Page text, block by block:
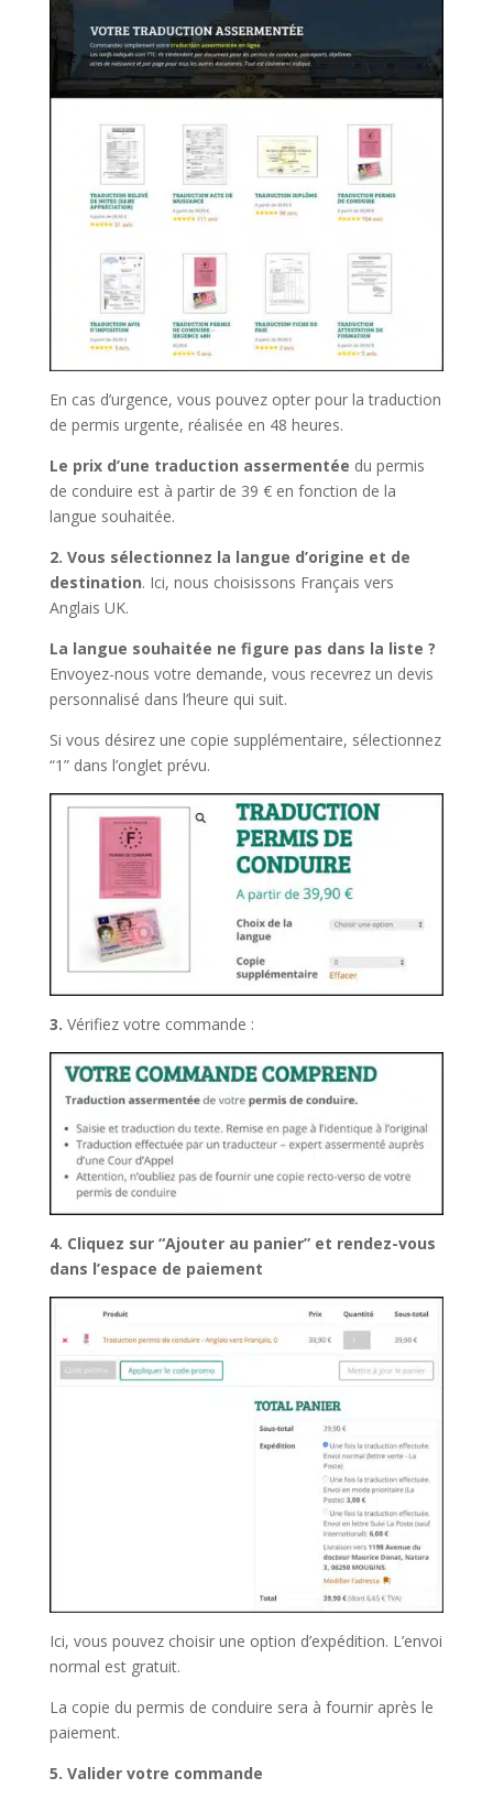
En cas d’urgence, vous pouvez opter pour la traduction
de permis urgente, réalisée en 48 heures.
Le prix d’une traduction assermentée du permis
de conduire est à partir de 39 € en fonction de la
langue souhaitée.
2. Vous sélectionnez la langue d’origine et de
destination. Ici, nous choisissons Français vers
Anglais UK.
La langue souhaitée ne figure pas dans la liste ?
Envoyez-nous votre demande, vous recevrez un devis
personnalisé dans l’heure qui suit.
Si vous désirez une copie supplémentaire, sélectionnez
“1” dans l’onglet prévu.
3. Vérifiez votre commande :
4. Cliquez sur “Ajouter au panier” et rendez-vous
dans l’espace de paiement
Ici, vous pouvez choisir une option d’expédition. L’envoi
normal est gratuit.
La copie du permis de conduire sera à fournir après le
paiement.
5. Valider votre commande